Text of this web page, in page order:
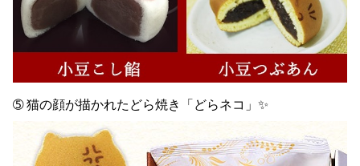
➄ 猫の顔が描かれたどら焼き「どらネコ」✨